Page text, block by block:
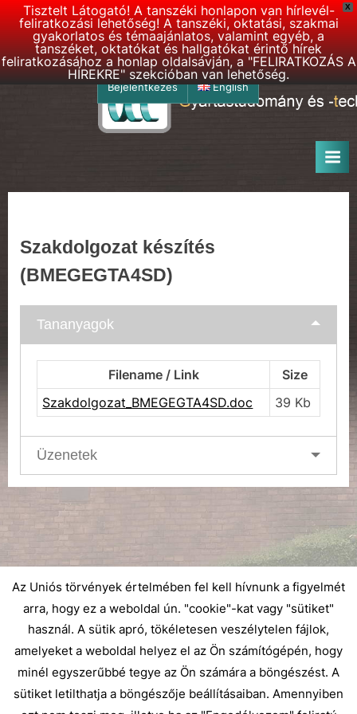
X
Tisztelt Látogató! A tanszéki honlapon van hírlevél-
feliratkozási lehetőség! A tanszéki, oktatási, szakmai
gyakorlatos és témaajánlatos, valamint egyéb, a
tanszéket, oktatókat és hallgatókat érintő hírek
feliratkozásához a honlap oldalsávján, a "FELIRATKOZÁS A
HÍREKRE" szekcióban van lehetőség.
Skip
Bejelentkezés English
h
n
a
p
BME
-
Szakdolgozat készítés
(BMEGEGTA4SD)
Tananyagok
Filename / Link
Size
Szakdolgozat_BMEGEGTA4SD.doc
39 Kb
Üzenetek
Az Uniós törvények értelmében fel kell hívnunk a figyelmét
arra, hogy ez a weboldal ún. "cookie"-kat vagy "sütiket"
használ. A sütik apró, tökéletesen veszélytelen fájlok,
amelyeket a weboldal helyez el az Ön számítógépén, hogy
minél egyszerűbbé tegye az Ön számára a böngészést. A
sütiket letilthatja a böngészője beállításaiban. Amennyiben